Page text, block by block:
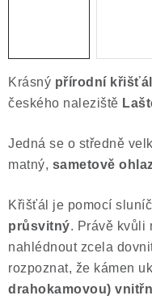
Výkup minerálů a
Formulář pro odstoupení
Poučení o právu na
Krásný přírodní křišťál
českého naleziště
Jedná se o středně
matný, sametově
Křišťál je pomocí
průsvitný. Právě kvůli
nahlédnout zcela
rozpoznat, že kámen
drahokamovou)